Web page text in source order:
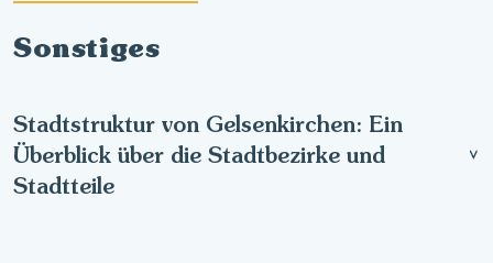
Sonstiges
Stadtstruktur von Gelsenkirchen: Ein
Überblick über die Stadtbezirke und
Stadtteile